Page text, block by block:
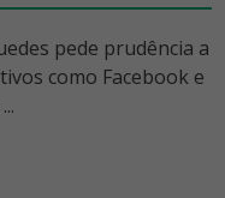
pede prudência a
como Facebook e